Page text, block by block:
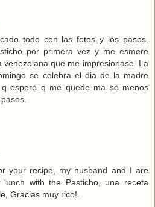
todo con las fotos y los pasos.
por primera vez y me esmere
venezolana que me impresionase. La
se celebra el dia de la madre
espero q me quede ma so menos
your recipe, my husband and I are
with the Pasticho, una receta
Gracias muy rico!.